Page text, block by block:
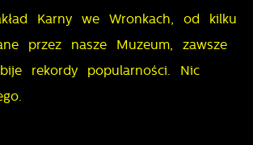
Karny we Wronkach, od kilku
przez nasze Muzeum, zawsze
rekordy popularności. Nic
nasze treści w postaci
komunikatów mediów